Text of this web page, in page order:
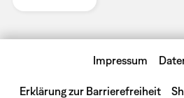
Impressum
Erklärung zur Barrierefreiheit